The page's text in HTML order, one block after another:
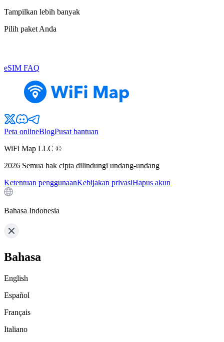
Tampilkan lebih banyak
Pilih paket Anda
eSIM FAQ
Peta onlineBlogPusat bantuan
WiFi Map LLC ©
2026 Semua hak cipta dilindungi undang-undang
Ketentuan penggunaanKebijakan privasiHapus akun
Bahasa Indonesia
Bahasa
English
Español
Français
Italiano